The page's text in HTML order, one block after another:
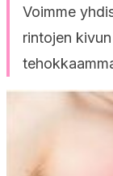
Voimme
rintojen